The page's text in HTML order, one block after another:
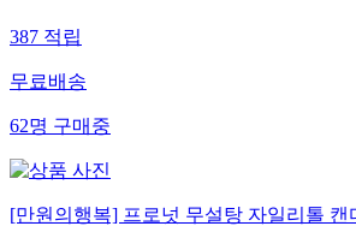
387 적립
무료배송
62명 구매중
[만원의행복] 프로넛 무설탕 자일리톨 캔